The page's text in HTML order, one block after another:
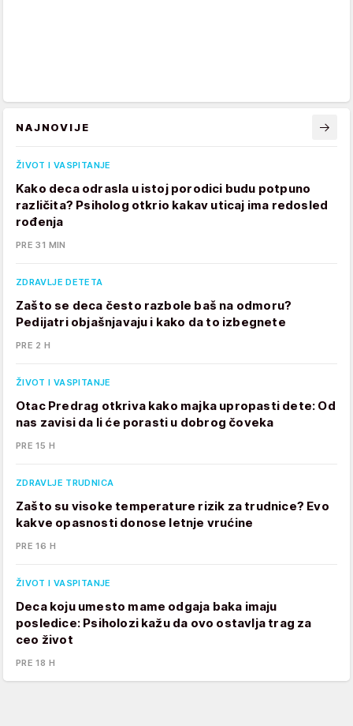
NAJNOVIJE
ŽIVOT I VASPITANJE
Kako deca odrasla u istoj porodici budu potpuno
različita? Psiholog otkrio kakav uticaj ima redosled
rođenja
PRE 31 MIN
ZDRAVLJE DETETA
Zašto se deca često razbole baš na odmoru?
Pedijatri objašnjavaju i kako da to izbegnete
PRE 2 H
ŽIVOT I VASPITANJE
Otac Predrag otkriva kako majka upropasti dete: Od
nas zavisi da li će porasti u dobrog čoveka
PRE 15 H
ZDRAVLJE TRUDNICA
Zašto su visoke temperature rizik za trudnice? Evo
kakve opasnosti donose letnje vrućine
PRE 16 H
ŽIVOT I VASPITANJE
Deca koju umesto mame odgaja baka imaju
posledice: Psiholozi kažu da ovo ostavlja trag za
ceo život
PRE 18 H